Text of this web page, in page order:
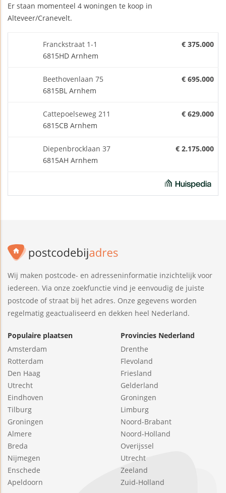
Er staan momenteel 4 woningen te koop in
Alteveer/Cranevelt.
Franckstraat 1-1
6815HD Arnhem
€ 375.000
Beethovenlaan 75
6815BL Arnhem
€ 695.000
Cattepoelseweg 211
6815CB Arnhem
€ 629.000
Diepenbrocklaan 37
6815AH Arnhem
€ 2.175.000
Wij maken postcode- en adresseninformatie inzichtelijk voor
iedereen. Via onze zoekfunctie vind je eenvoudig de juiste
postcode of straat bij het adres. Onze gegevens worden
regelmatig geactualiseerd en dekken heel Nederland.
Populaire plaatsen
Amsterdam
Rotterdam
Den Haag
Utrecht
Eindhoven
Tilburg
Groningen
Almere
Breda
Nijmegen
Enschede
Apeldoorn
Provincies Nederland
Drenthe
Flevoland
Friesland
Gelderland
Groningen
Limburg
Noord-Brabant
Noord-Holland
Overijssel
Utrecht
Zeeland
Zuid-Holland